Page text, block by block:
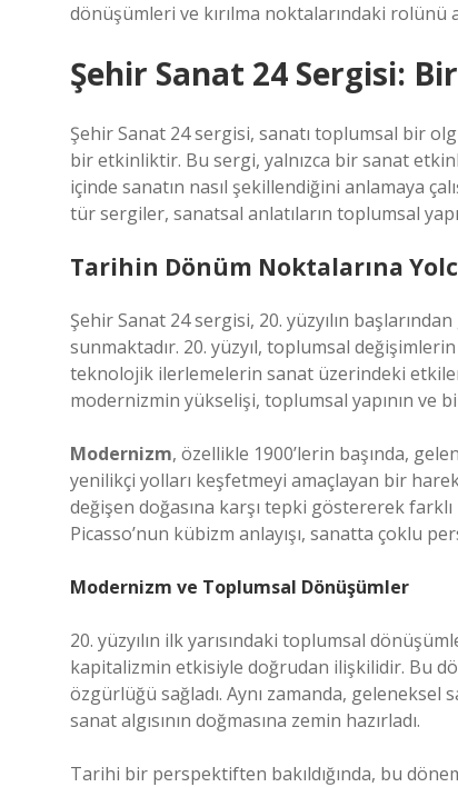
dönüşümleri ve kırılma noktalarındaki rolünü
Şehir Sanat 24 Sergisi:
Şehir Sanat 24 sergisi, sanatı toplumsal bir
bir etkinliktir. Bu sergi, yalnızca bir sanat
içinde sanatın nasıl şekillendiğini anlamaya
tür sergiler, sanatsal anlatıların toplumsal
Tarihin Dönüm Noktalarına
Şehir Sanat 24 sergisi, 20. yüzyılın
sunmaktadır. 20. yüzyıl, toplumsal
teknolojik ilerlemelerin sanat üzerindeki
modernizmin yükselişi, toplumsal yapının ve
Modernizm, özellikle 1900’lerin başında,
yenilikçi yolları keşfetmeyi amaçlayan bir
değişen doğasına karşı tepki göstererek
Picasso’nun kübizm anlayışı, sanatta çoklu
Modernizm ve Toplumsal Dönüşümler
20. yüzyılın ilk yarısındaki toplumsal
kapitalizmin etkisiyle doğrudan ilişkilidir. Bu
özgürlüğü sağladı. Aynı zamanda, geleneksel
sanat algısının doğmasına zemin hazırladı.
Tarihi bir perspektiften bakıldığında, bu